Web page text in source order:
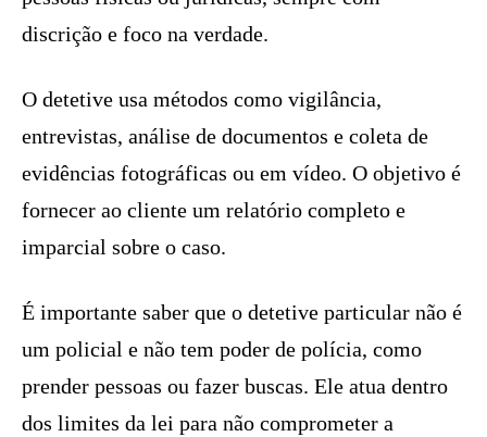
discrição e foco na verdade.
O detetive usa métodos como vigilância,
entrevistas, análise de documentos e coleta de
evidências fotográficas ou em vídeo. O objetivo é
fornecer ao cliente um relatório completo e
imparcial sobre o caso.
É importante saber que o detetive particular não é
um policial e não tem poder de polícia, como
prender pessoas ou fazer buscas. Ele atua dentro
dos limites da lei para não comprometer a